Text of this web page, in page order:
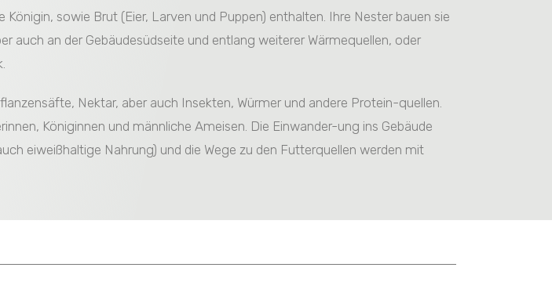
sowie Brut (Eier, Larven und Puppen) enthalten. Ihre Nester bauen sie
auch an der Gebäudesüdseite und entlang weiterer Wärmequellen, oder
Nektar, aber auch Insekten, Würmer und andere Protein-quellen.
Königinnen und männliche Ameisen. Die Einwander-ung ins Gebäude
eiweißhaltige Nahrung) und die Wege zu den Futterquellen werden mit